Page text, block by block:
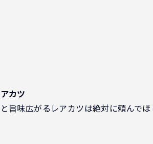
カツ
旨味広がるレアカツは絶対に頼んでほ